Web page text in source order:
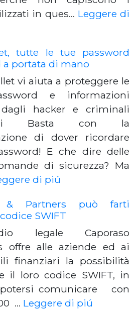
in ques… Leggere di
tutte le tue password
a portata di mano
vi aiuta a proteggere le
e informazioni
hacker e criminali
Basta con la
di dover ricordare
E che dire delle
di sicurezza? Ma
di piú
& Partners può farti
SWIFT
legale Caporaso
offre alle aziende ed ai
finanziari la possibilità
il loro codice SWIFT, in
comunicare con
… Leggere di piú